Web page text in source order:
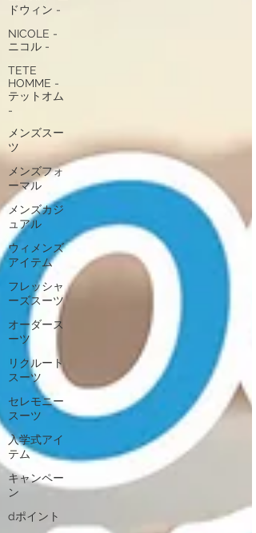
ドウィン -
NICOLE -
ニコル -
TETE
HOMME -
テットオム
-
メンズスー
ツ
メンズフォ
ーマル
メンズカジ
ュアル
ウィメンズ
アイテム
フレッシャ
ーズスーツ
オーダース
ーツ
リクルート
スーツ
セレモニー
スーツ
入学式アイ
テム
キャンペー
ン
dポイント